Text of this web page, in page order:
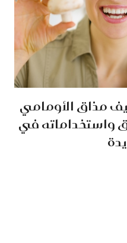
مذاق الأومامي
واستخداماته في